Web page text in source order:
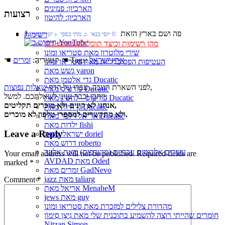
הארכיון: פנזינים
הארכיון: להיטון
רשימות
מהן רשימות וכיצד תוכל להשתמש בהן
שירי מלוטרון מאת סטריאו ומונו
העטיפות הפסיכדליות מאת סטריאו ומונו
גשש מאת yaron
גדי אלטמן מאת Ducatic
פורטיס מאת Ducatic
פורטיס - להשיג מאת Ducatic
גן חיות מאת Ducatic
אריאל זילבר מאת Ducatic
ילדות מאת fishi
ישראלי מאת doriel
דרוש מאת roberto
עשרים אלבומים עבריים (מועדפים) מאת אלעד
AVDAD מאת Oded
זמרים מאת GadNevo
jazz מאת taliarg
אריאל מאת MenaheM
jews מאת guy
מהדורת צלילים למזכרת מאת סטריאו ומונו
חומרים שהייתי רוצה להשמיע בתוכנית שלי מאת נִיצָן סִימוֹן
רצועות
1. פה ושם בארץ הזאת © יוסי בנאי ♫ מתי כספי ♭ יוני רכטר
☚ קטגוריה: זמרים ☚ Tags:ארץ ישראל
לפני השארת תגובה, עברו על הדףשאלות נפוצות
,
ייתכן וכבר ענינו לשאלתכם. למשל:
אנחנו לא קונים ולא מוכרים תקליטים,
ולא מתקשרים למספרי טלפון לא מוכרים.
Leave a Reply
Your email address will not be published. Required fields are
marked *
Comment*